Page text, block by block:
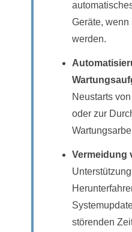
Geräte,
werden.
Neustarts
oder zur
Vermeidung
störenden